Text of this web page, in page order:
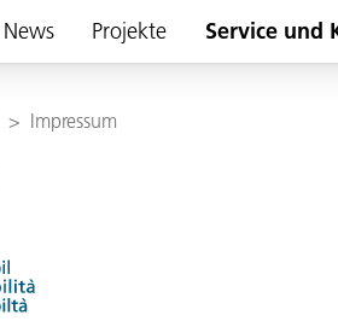
News Projekte Service und
> Impressum